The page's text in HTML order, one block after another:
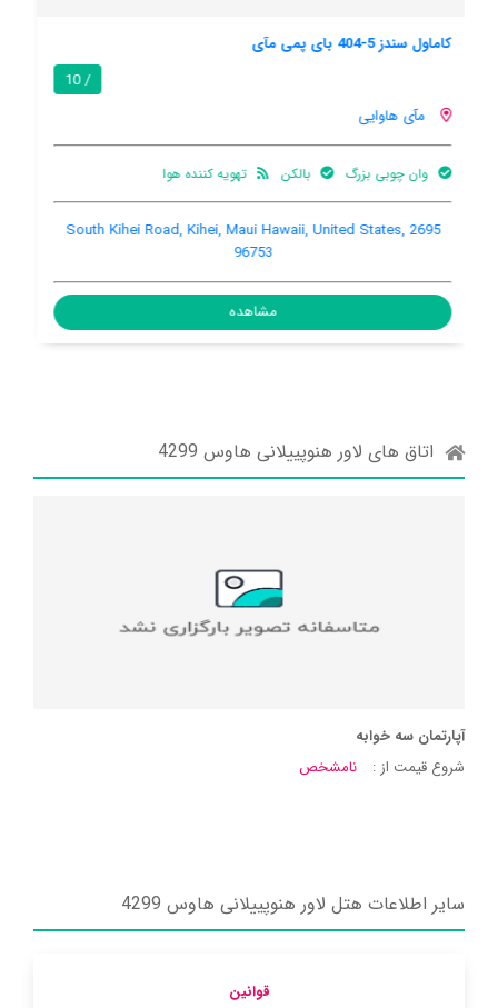
هال کای 208
مآی هاوایی
بالکن اینترنت رایگان در اتاق
Lower Honoapiilani Road, Kapalua, Maui Hawaii, United
States, 96761
مشاهده
اتاق های لاور هنوپییلانی هاوس 4299
آپارتمان سه خوابه
شروع قیمت از :
نامشخص
سایر اطلاعات هتل لاور هنوپییلانی هاوس 4299
قوانین